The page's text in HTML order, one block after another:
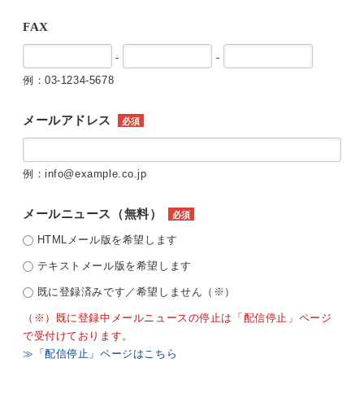
FAX
-
-
例：03-1234-5678
メールアドレス 必須
例：info@example.co.jp
メールニュース（無料） 必須
HTMLメール版を希望します
テキストメール版を希望します
既に登録済みです／希望しません（※）
（※）既に登録中メールニュースの停止は「配信停止」ページ
で受付けております。
≫「配信停止」ページはこちら